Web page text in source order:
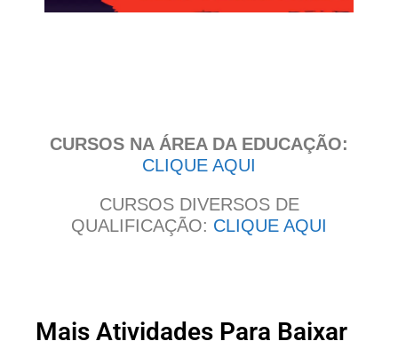
CURSOS NA ÁREA DA EDUCAÇÃO:
CLIQUE AQUI
CURSOS DIVERSOS DE
QUALIFICAÇÃO: CLIQUE AQUI
Mais Atividades Para Baixar